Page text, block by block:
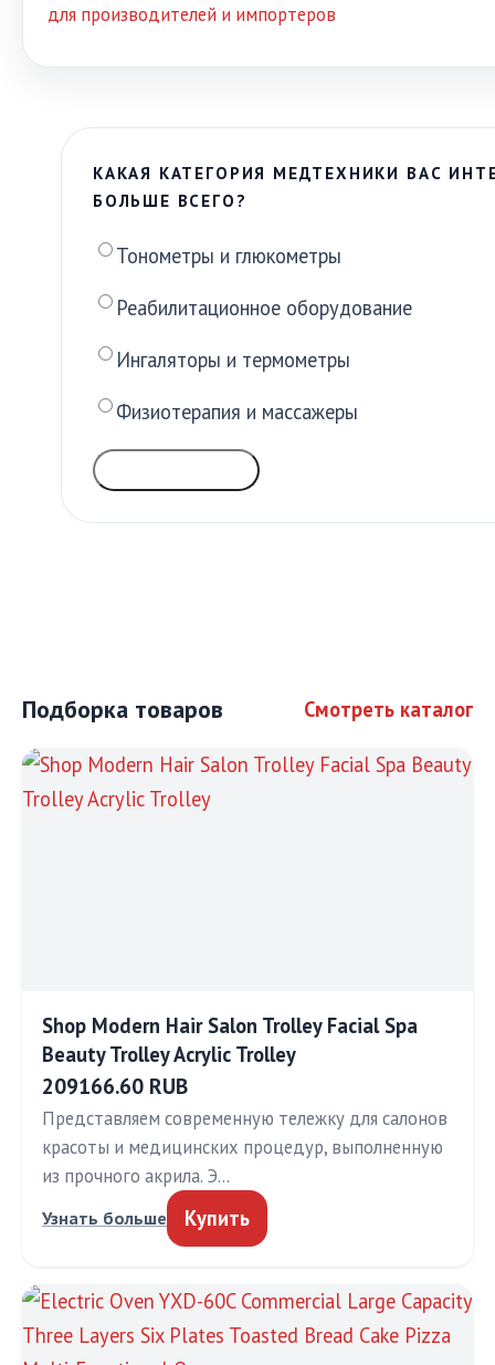
для производителей и импортеров
КАКАЯ КАТЕГОРИЯ МЕДТЕХНИКИ ВАС
БОЛЬШЕ ВСЕГО?
Тонометры и глюкометры
Реабилитационное оборудование
Ингаляторы и термометры
Физиотерапия и массажеры
Подборка товаров Смотреть каталог
Shop Modern Hair Salon Trolley Facial Spa
Beauty Trolley Acrylic Trolley
209166.60 RUB
Представляем современную тележку для салонов
красоты и медицинских процедур, выполненную
из прочного акрила. Э…
Узнать больше Купить